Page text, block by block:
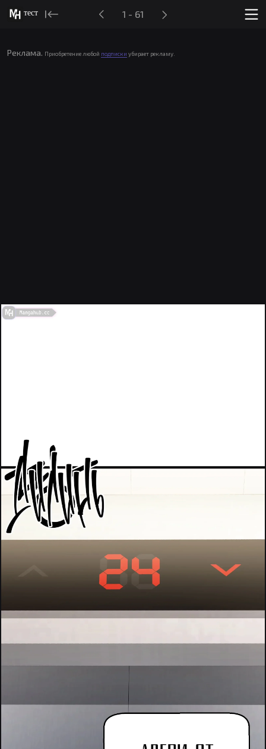
тест 1 - 61
Реклама. Приобретение любой подписки убирает рекламу.